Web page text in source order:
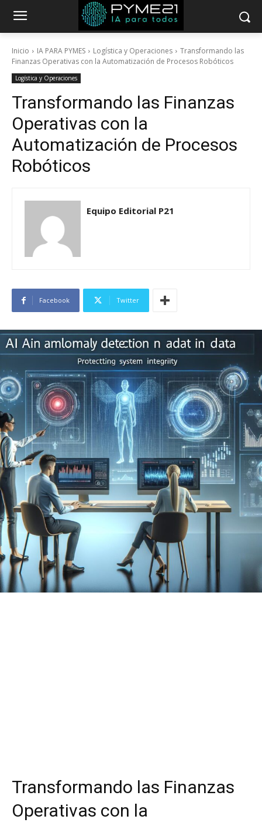
Inicio IA PARA PYMES Logística y Operaciones
Transformando las
Finanzas Operativas con la Automatización de Procesos Robóticos
Logística y Operaciones
Transformando las Finanzas
Operativas con la
Automatización de Procesos
Robóticos
Equipo Editorial P21
Facebook Twitter
Transformando las Finanzas
Operativas con la